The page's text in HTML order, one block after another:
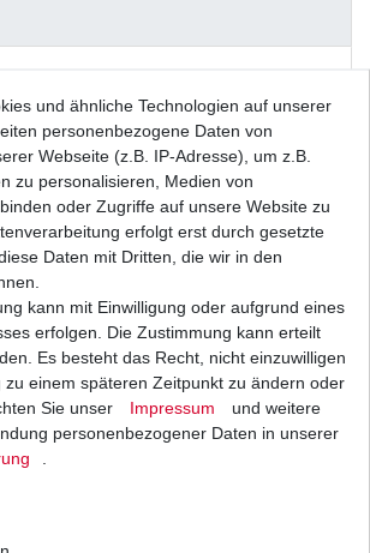
Modellen:
Typ
Baujahr
600M
1994 - 1998
M300AA
1999 - 2001
City
Dark
M300AA
1999 - 2000
Dark
600M
1998
M300AA
1999 - 2001
2000 - 2001
M100AA
1996 - 2001
und ähnliche Technologien auf unserer
personenbezogene Daten von
Webseite (z.B. IP-Adresse), um z.B.
zu personalisieren, Medien von
oder Zugriffe auf unsere Website zu
erfolgt erst durch gesetzte
Daten mit Dritten, die wir in den
kann mit Einwilligung oder aufgrund eines
erfolgen. Die Zustimmung kann erteilt
Es besteht das Recht, nicht einzuwilligen
zu einem späteren Zeitpunkt zu ändern oder
Sie unser
Impressum
und weitere
personenbezogener Daten in unserer